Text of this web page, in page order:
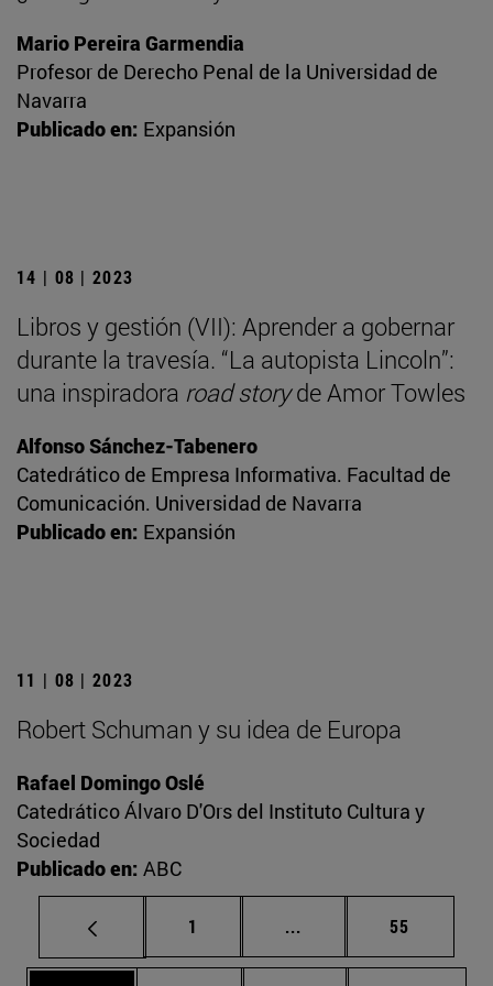
Mario Pereira Garmendia
Profesor de Derecho Penal de la Universidad de
Navarra
Publicado en: Expansión
14 | 08 | 2023
Libros y gestión (VII): Aprender a gobernar
durante la travesía. “La autopista Lincoln”:
una inspiradora road storyde Amor Towles
Alfonso Sánchez-Tabenero
Catedrático de Empresa Informativa. Facultad de
Comunicación. Universidad de Navarra
Publicado en: Expansión
11 | 08 | 2023
Robert Schuman y su idea de Europa
Rafael Domingo Oslé
Catedrático Álvaro D'Ors del Instituto Cultura y
Sociedad
Publicado en: ABC
Página
1 ... Páginas intermedias
Página
55